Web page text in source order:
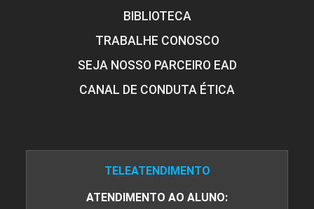
BIBLIOTECA
TRABALHE CONOSCO
SEJA NOSSO PARCEIRO EAD
CANAL DE CONDUTA ÉTICA
TELEATENDIMENTO
ATENDIMENTO AO ALUNO: